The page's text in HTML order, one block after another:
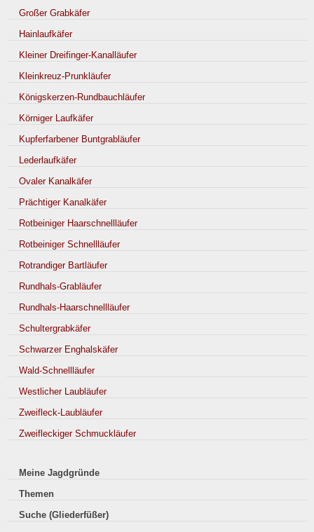
Großer Grabkäfer
Hainlaufkäfer
Kleiner Dreifinger-Kanalläufer
Kleinkreuz-Prunkläufer
Königskerzen-Rundbauchläufer
Körniger Laufkäfer
Kupferfarbener Buntgrabläufer
Lederlaufkäfer
Ovaler Kanalkäfer
Prächtiger Kanalkäfer
Rotbeiniger Haarschnellläufer
Rotbeiniger Schnellläufer
Rotrandiger Bartläufer
Rundhals-Grabläufer
Rundhals-Haarschnellläufer
Schultergrabkäfer
Schwarzer Enghalskäfer
Wald-Schnellläufer
Westlicher Laubläufer
Zweifleck-Laubläufer
Zweifleckiger Schmuckläufer
Meine Jagdgründe
Themen
Suche (Gliederfüßer)